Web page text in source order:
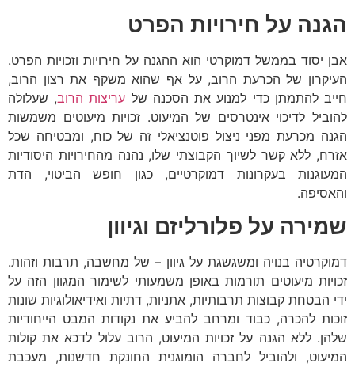
הגנה על חירויות הפרט
אבן יסוד בממשל דמוקרטי הוא ההגנה על חירויות וזכויות הפרט.
העיקרון של הכרעת הרוב, על אף שהוא משקף את רצון הרוב,
חייב להתמתן כדי למנוע את הסכנה של עריצות הרוב, שעלולה
להוביל לדיכוי אינטרסים של המיעוט. זכויות מיעוטים משמשות
הגנה מכרעת מפני ניצול פוטנציאלי זה של כוח, ומבטיחה שכל
אזרח, ללא קשר לשיוך הקבוצתי שלו, נהנה מהחירויות היסודיות
המעוגנות בעקרונות דמוקרטיים, כגון חופש הביטוי, הדת
והאסיפה.
שמירה על פלורליזם וגיוון
דמוקרטיה בנויה ומשגשגת על גיוון – של מחשבה, תרבות וזהות.
זכויות מיעוטים תורמות באופן משמעותי לשימור המגוון הזה על
ידי הבטחת קבוצות תרבותיות, אתניות, דתיות ואידיאולוגיות שונות
זוכות להכרה, כבוד ומרחב להביע את נקודות המבט הייחודיות
שלהן. ללא הגנה על זכויות המיעוט, הרוב עלול לדכא את קולות
המיעוט, ולהוביל לחברה הומוגנית החונקת חדשנות, מעכבת